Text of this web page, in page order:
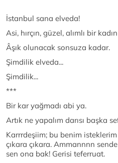
İstanbul sana elveda!
Asi, hırçın, güzel, alımlı bir
Âşık olunacak sonsuza kadar.
Şimdilik elveda...
Şimdilik...
***
Bir kar yağmadı abi ya.
Artık ne yapalım darısı başka
Karrrdeşiim; bu benim isteklerim
çıkara çıkara. Ammannnn
sen ona bak! Gerisi teferruat.